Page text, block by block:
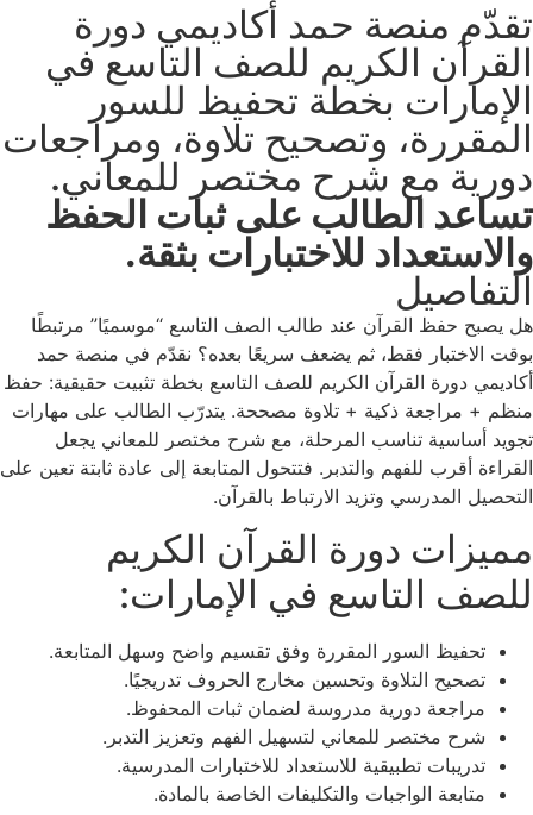
تقدّم منصة حمد أكاديمي دورة
القرآن الكريم للصف التاسع في
الإمارات بخطة تحفيظ للسور
المقررة، وتصحيح تلاوة، ومراجعات
دورية مع شرح مختصر للمعاني.
تساعد الطالب على ثبات الحفظ
والاستعداد للاختبارات بثقة.
التفاصيل
هل يصبح حفظ القرآن عند طالب الصف التاسع “موسميًا” مرتبطًا
بوقت الاختبار فقط، ثم يضعف سريعًا بعده؟ نقدّم في منصة حمد
أكاديمي دورة القرآن الكريم للصف التاسع بخطة تثبيت حقيقية: حفظ
منظم + مراجعة ذكية + تلاوة مصححة. يتدرّب الطالب على مهارات
تجويد أساسية تناسب المرحلة، مع شرح مختصر للمعاني يجعل
القراءة أقرب للفهم والتدبر. فتتحول المتابعة إلى عادة ثابتة تعين على
التحصيل المدرسي وتزيد الارتباط بالقرآن.
مميزات دورة القرآن الكريم
للصف التاسع في الإمارات:
تحفيظ السور المقررة وفق تقسيم واضح وسهل المتابعة.
تصحيح التلاوة وتحسين مخارج الحروف تدريجيًا.
مراجعة دورية مدروسة لضمان ثبات المحفوظ.
شرح مختصر للمعاني لتسهيل الفهم وتعزيز التدبر.
تدريبات تطبيقية للاستعداد للاختبارات المدرسية.
متابعة الواجبات والتكليفات الخاصة بالمادة.